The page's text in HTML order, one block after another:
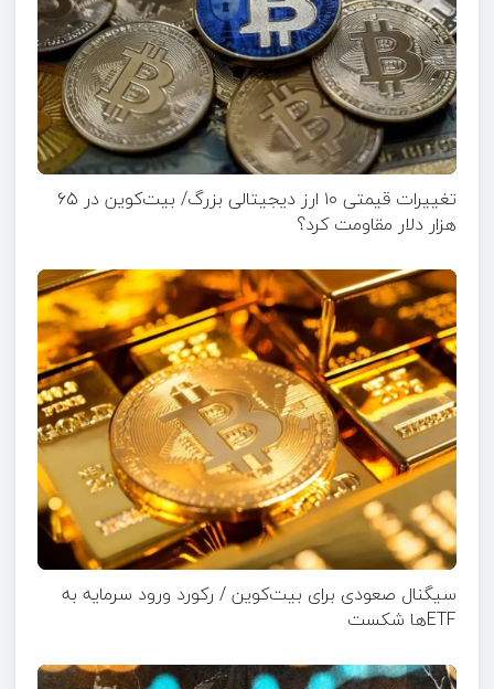
تغییرات قیمتی ۱۰ ارز دیجیتالی بزرگ/ بیت‌کوین در ۶۵
هزار دلار مقاومت کرد؟
سیگنال صعودی برای بیت‌کوین / رکورد ورود سرمایه به
ETFها شکست